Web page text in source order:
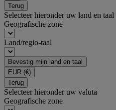
Terug
Selecteer hieronder uw land en taal
Geografische zone
Land/regio-taal
Bevestig mijn land en taal
EUR (€)
Terug
Selecteer hieronder uw valuta
Geografische zone